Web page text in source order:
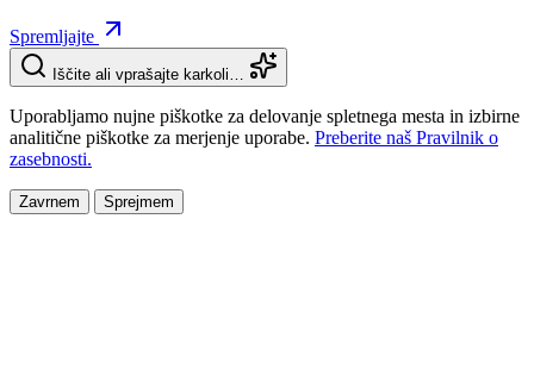
Spremljajte
Iščite ali vprašajte karkoli…
Uporabljamo nujne piškotke za delovanje spletnega mesta in izbirne
analitične piškotke za merjenje uporabe. Preberite naš Pravilnik o
zasebnosti.
Zavrnem Sprejmem